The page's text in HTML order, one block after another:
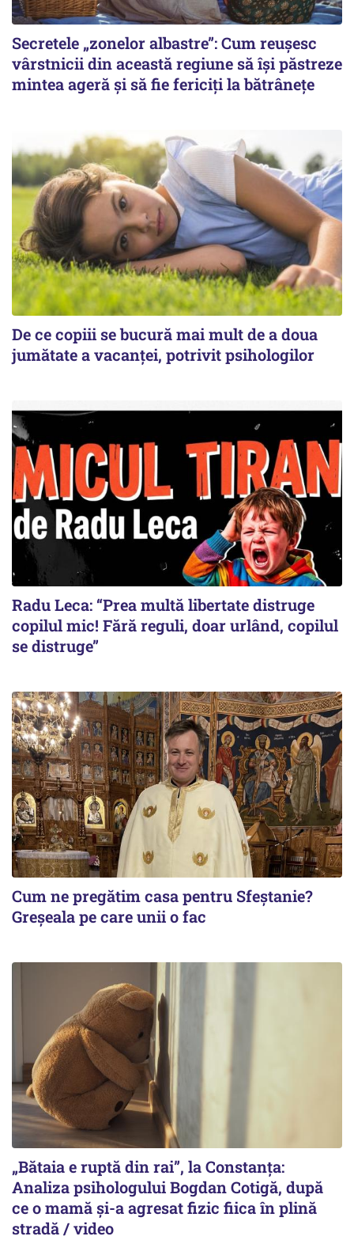
Secretele „zonelor albastre”: Cum reușesc
vârstnicii din această regiune să își păstreze
mintea ageră și să fie fericiți la bătrânețe
De ce copiii se bucură mai mult de a doua
jumătate a vacanței, potrivit psihologilor
Radu Leca: “Prea multă libertate distruge
copilul mic! Fără reguli, doar urlând, copilul
se distruge”
Cum ne pregătim casa pentru Sfeștanie?
Greșeala pe care unii o fac
„Bătaia e ruptă din rai”, la Constanța:
Analiza psihologului Bogdan Cotigă, după
ce o mamă și-a agresat fizic fiica în plină
stradă / video